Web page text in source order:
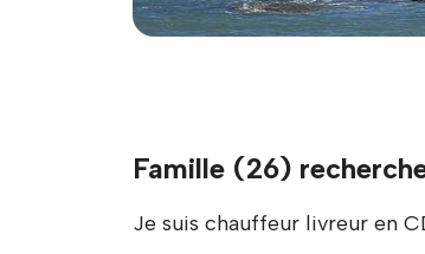
Famille (26)
Je suis chauffeur livreur en